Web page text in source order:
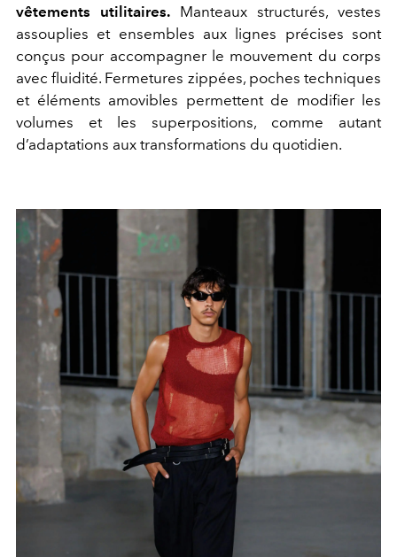
vêtements utilitaires. Manteaux structurés, vestes
assouplies et ensembles aux lignes précises sont
conçus pour accompagner le mouvement du corps
avec fluidité. Fermetures zippées, poches techniques
et éléments amovibles permettent de modifier les
volumes et les superpositions, comme autant
d’adaptations aux transformations du quotidien.